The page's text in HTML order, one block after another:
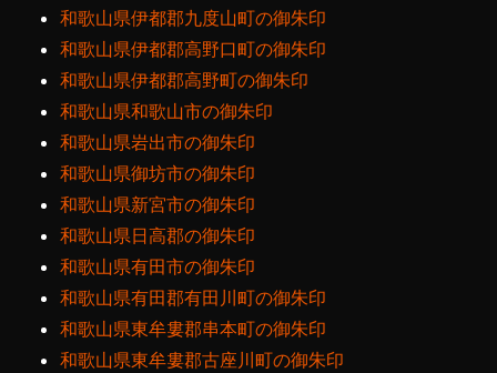
和歌山県伊都郡九度山町の御朱印
和歌山県伊都郡高野口町の御朱印
和歌山県伊都郡高野町の御朱印
和歌山県和歌山市の御朱印
和歌山県岩出市の御朱印
和歌山県御坊市の御朱印
和歌山県新宮市の御朱印
和歌山県日高郡の御朱印
和歌山県有田市の御朱印
和歌山県有田郡有田川町の御朱印
和歌山県東牟婁郡串本町の御朱印
和歌山県東牟婁郡古座川町の御朱印